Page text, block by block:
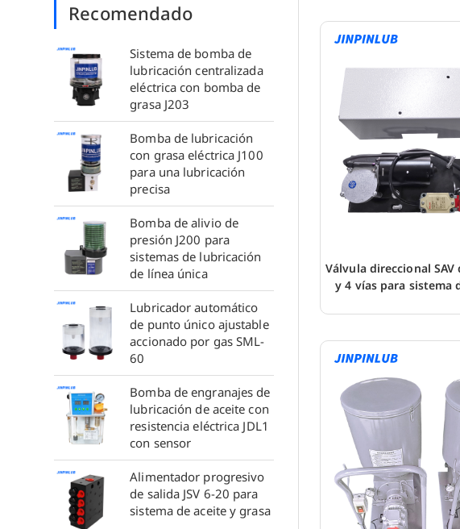
Recomendado
Sistema de bomba de
lubricación centralizada
eléctrica con bomba de
grasa J203
Bomba de lubricación
con grasa eléctrica J100
para una lubricación
precisa
Bomba de alivio de
presión J200 para
sistemas de lubricación
de línea única
Lubricador automático
de punto único ajustable
accionado por gas SML-
60
Bomba de engranajes de
lubricación de aceite con
resistencia eléctrica JDL1
con sensor
Alimentador progresivo
de salida JSV 6-20 para
sistema de aceite y grasa
Válvula direccional
y 4 vías para sistema